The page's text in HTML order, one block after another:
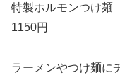
特製ホルモンつけ麺
1150円
ラーメンやつけ麺に